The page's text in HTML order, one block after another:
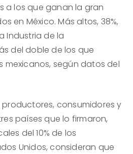
a los que ganan la gran
en México. Más altos, 38%,
Industria de la
del doble de los que
mexicanos, según datos del
consumidores y
países que lo firmaron,
del 10% de los
Unidos, consideran que